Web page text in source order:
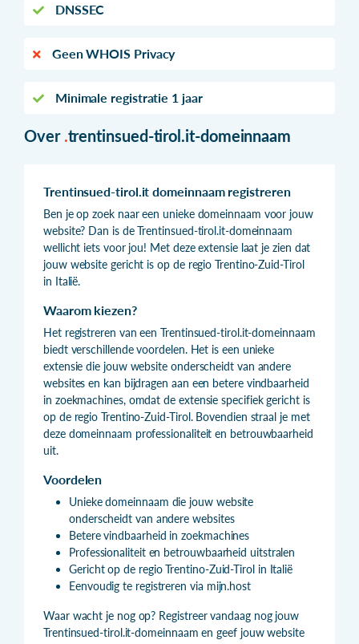
DNSSEC
Geen WHOIS Privacy
Minimale registratie 1 jaar
Over .trentinsued-tirol.it-domeinnaam
Trentinsued-tirol.it domeinnaam registreren
Ben je op zoek naar een unieke domeinnaam voor jouw
website? Dan is de Trentinsued-tirol.it-domeinnaam
wellicht iets voor jou! Met deze extensie laat je zien dat
jouw website gericht is op de regio Trentino-Zuid-Tirol
in Italië.
Waarom kiezen?
Het registreren van een Trentinsued-tirol.it-domeinnaam
biedt verschillende voordelen. Het is een unieke
extensie die jouw website onderscheidt van andere
websites en kan bijdragen aan een betere vindbaarheid
in zoekmachines, omdat de extensie specifiek gericht is
op de regio Trentino-Zuid-Tirol. Bovendien straal je met
deze domeinnaam professionaliteit en betrouwbaarheid
uit.
Voordelen
Unieke domeinnaam die jouw website
onderscheidt van andere websites
Betere vindbaarheid in zoekmachines
Professionaliteit en betrouwbaarheid uitstralen
Gericht op de regio Trentino-Zuid-Tirol in Italië
Eenvoudig te registreren via mijn.host
Waar wacht je nog op? Registreer vandaag nog jouw
Trentinsued-tirol.it-domeinnaam en geef jouw website